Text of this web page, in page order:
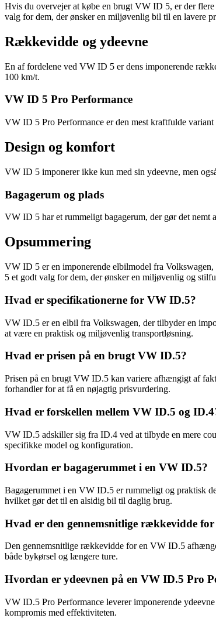
Hvis du overvejer at købe en brugt VW ID 5, er der
valg for dem, der ønsker en miljøvenlig bil til en lavere
Rækkevidde og ydeevne
En af fordelene ved VW ID 5 er dens imponerende
100 km/t.
VW ID 5 Pro Performance
VW ID 5 Pro Performance er den mest kraftfulde
Design og komfort
VW ID 5 imponerer ikke kun med sin ydeevne, men
Bagagerum og plads
VW ID 5 har et rummeligt bagagerum, der gør det nemt
Opsummering
VW ID 5 er en imponerende elbilmodel fra
5 et godt valg for dem, der ønsker en miljøvenlig og
Hvad er specifikationerne for VW ID.5?
VW ID.5 er en elbil fra Volkswagen, der tilbyder en
at være en praktisk og miljøvenlig transportløsning.
Hvad er prisen på en brugt VW ID.5?
Prisen på en brugt VW ID.5 kan variere afhængigt af
forhandler for at få en nøjagtig prisvurdering.
Hvad er forskellen mellem VW ID.5 og
VW ID.5 adskiller sig fra ID.4 ved at tilbyde en mere
specifikke model og konfiguration.
Hvordan er bagagerummet i en VW ID.5?
Bagagerummet i en VW ID.5 er rummeligt og praktisk
hvilket gør det til en alsidig bil til daglig brug.
Hvad er den gennemsnitlige rækkevidde
Den gennemsnitlige rækkevidde for en VW ID.5
både bykørsel og længere ture.
Hvordan er ydeevnen på en VW ID.5 Pro
VW ID.5 Pro Performance leverer imponerende
kompromis med effektiviteten.